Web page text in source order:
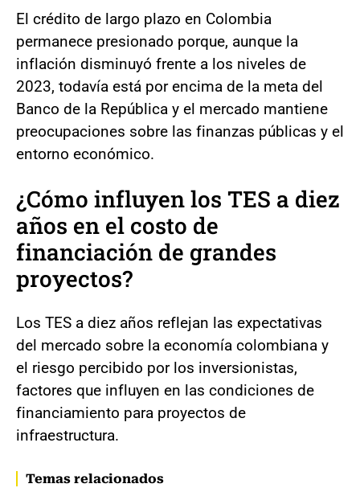
El crédito de largo plazo en Colombia
permanece presionado porque, aunque la
inflación disminuyó frente a los niveles de
2023, todavía está por encima de la meta del
Banco de la República y el mercado mantiene
preocupaciones sobre las finanzas públicas y el
entorno económico.
¿Cómo influyen los TES a diez
años en el costo de
financiación de grandes
proyectos?
Los TES a diez años reflejan las expectativas
del mercado sobre la economía colombiana y
el riesgo percibido por los inversionistas,
factores que influyen en las condiciones de
financiamiento para proyectos de
infraestructura.
Temas relacionados